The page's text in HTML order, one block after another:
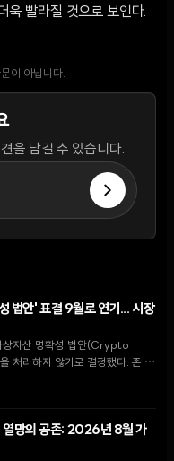
욱 빨라질 것으로 보인다.
이 아닙니다.
을 남길 수 있습니다.
법안' 표결 9월로 연기... 시장
상자산 명확성 법안(Crypto
처리하지 않기로 결정했다. 존 튠
후 최우선 과제로 다룰 것을 약속
열망의 공존: 2026년 8월 가